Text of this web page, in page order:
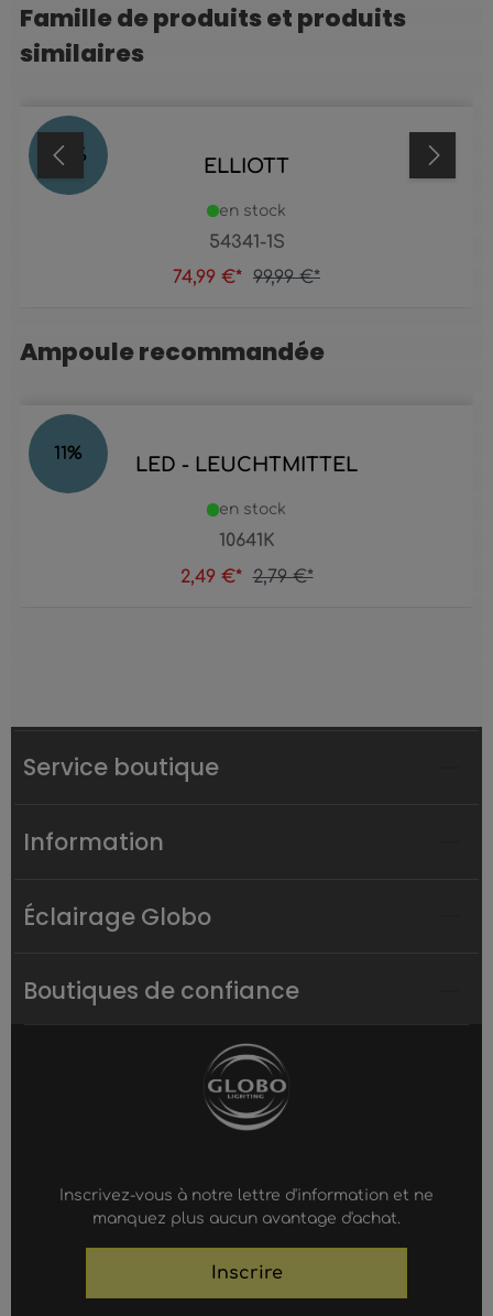
Ignorer la galerie de produits
Famille de produits et produits
similaires
25 % ELLIOTT
54341-1S
en stock
74,99 €* 99,99 €*
Ignorer la galerie de produits
Ampoule recommandée
11% LED - LEUCHTMITTEL
10641K
en stock
2,49 €* 2,79 €*
Service boutique
Information
Éclairage Globo
Boutiques de confiance
Inscrivez-vous à notre lettre d'information et ne
manquez plus aucun avantage d'achat.
Inscrire